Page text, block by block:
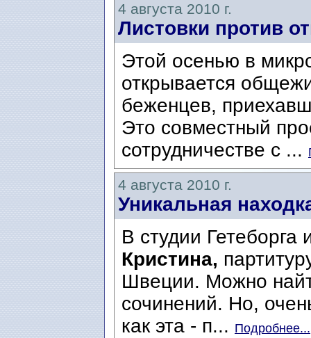
4 августа 2010 г.
Листовки против
Этой осенью в
открывается
беженцев,
Это совместный
сотрудничестве с ...
4 августа 2010 г.
Уникальная
В студии
Кристина,
Швеции. Можно
сочинений. Но,
как эта - п... Подробнее...